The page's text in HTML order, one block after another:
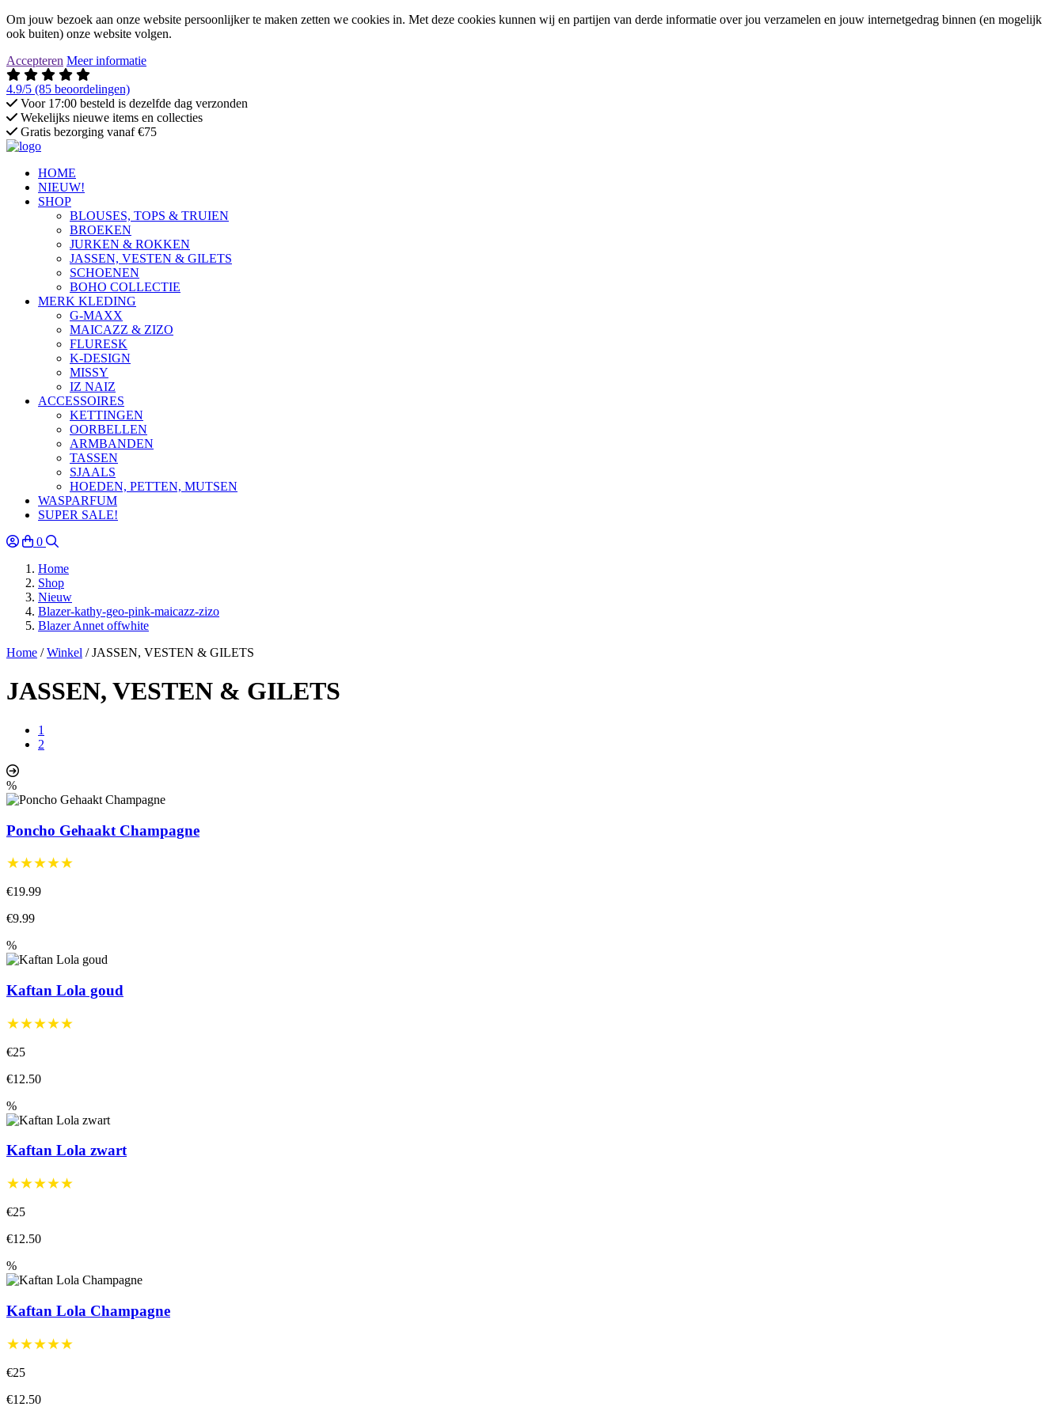
Om jouw bezoek aan onze website persoonlijker te maken zetten we cookies in. Met deze cookies kunnen wij en partijen van derde informatie over jou verzamelen en jouw internetgedrag binnen (en mogelijk
ook buiten) onze website volgen.
Accepteren Meer informatie
4.9/5 (85 beoordelingen)
Voor 17:00 besteld is dezelfde dag verzonden
Wekelijks nieuwe items en collecties
Gratis bezorging vanaf €75
HOME
NIEUW!
SHOP
BLOUSES, TOPS & TRUIEN
BROEKEN
JURKEN & ROKKEN
JASSEN, VESTEN & GILETS
SCHOENEN
BOHO COLLECTIE
MERK KLEDING
G-MAXX
MAICAZZ & ZIZO
FLURESK
K-DESIGN
MISSY
IZ NAIZ
ACCESSOIRES
KETTINGEN
OORBELLEN
ARMBANDEN
TASSEN
SJAALS
HOEDEN, PETTEN, MUTSEN
WASPARFUM
SUPER SALE!
0
Home
Shop
Nieuw
Blazer-kathy-geo-pink-maicazz-zizo
Blazer Annet offwhite
Home / Winkel /JASSEN, VESTEN & GILETS
JASSEN, VESTEN & GILETS
1
2
%
Poncho Gehaakt Champagne
★★★★★
€19.99
€9.99
%
Kaftan Lola goud
★★★★★
€25
€12.50
%
Kaftan Lola zwart
★★★★★
€25
€12.50
%
Kaftan Lola Champagne
★★★★★
€25
€12.50